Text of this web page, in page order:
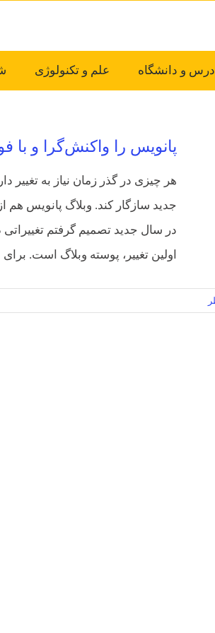
درس و دانشگاه علم و تکنولوژی
پانویس را واکنش‌گرا و با
هر چیزی در گذر زمان نیاز به تغییر
جدید سازگار کند. وبلاگ پانویس
در سال جدید تصمیم گرفتم تغییراتی
اولین تغییر، پوسته وبلاگ است.